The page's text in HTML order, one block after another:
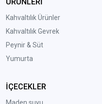
Kahvaltılık Ürünler
Kahvaltılık Gevrek
Peynir & Süt
Yumurta
İÇECEKLER